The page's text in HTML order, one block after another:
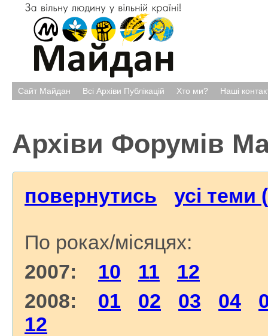
Сайт Майдан Всі Архіви Публікацій Хто ми? Наші
Архіви Форумів
повернутись усі теми
По роках/місяцях:
2007: 10 11
12
2008: 01 02 03 04
12